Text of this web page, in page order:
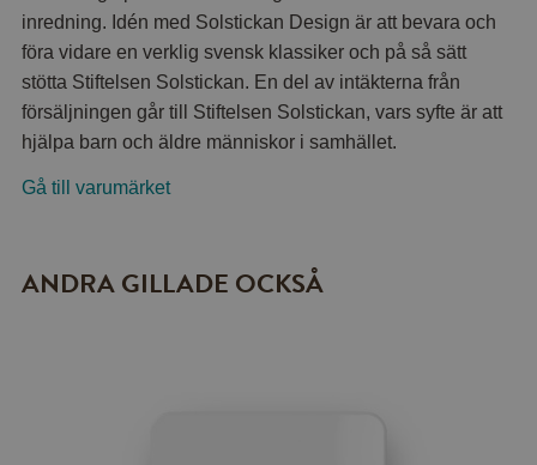
inredning. Idén med Solstickan Design är att bevara och
föra vidare en verklig svensk klassiker och på så sätt
stötta Stiftelsen Solstickan. En del av intäkterna från
försäljningen går till Stiftelsen Solstickan, vars syfte är att
hjälpa barn och äldre människor i samhället.
Gå till varumärket
ANDRA GILLADE OCKSÅ